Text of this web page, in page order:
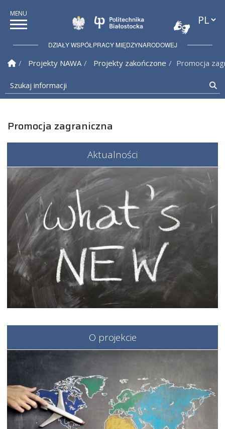
Politechnika
DZIAŁY WSPÓŁPRACY MIĘDZYNARODOWEJ
Strona Główna
Projekty NAWA Projekty zakończone
Promocja
Szukaj informacji
Promocja zagraniczna
Aktualności
O projekcie